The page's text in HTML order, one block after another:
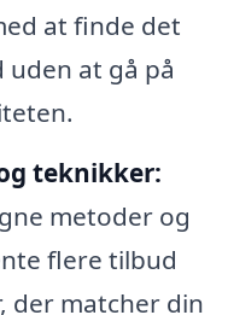
at finde det
at gå på
teknikker:
metoder og
flere tilbud
der matcher din